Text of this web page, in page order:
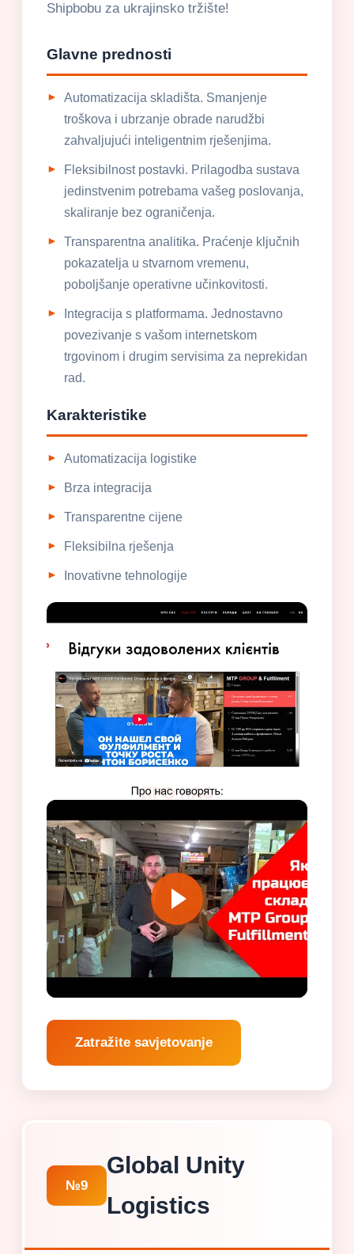
Shipbobu za ukrajinsko tržište!
Glavne prednosti
Automatizacija skladišta. Smanjenje
troškova i ubrzanje obrade narudžbi
zahvaljujući inteligentnim rješenjima.
Fleksibilnost postavki. Prilagodba sustava
jedinstvenim potrebama vašeg poslovanja,
skaliranje bez ograničenja.
Transparentna analitika. Praćenje ključnih
pokazatelja u stvarnom vremenu,
poboljšanje operativne učinkovitosti.
Integracija s platformama. Jednostavno
povezivanje s vašom internetskom
trgovinom i drugim servisima za neprekidan
rad.
Karakteristike
Automatizacija logistike
Brza integracija
Transparentne cijene
Fleksibilna rješenja
Inovativne tehnologije
Zatražite savjetovanje
№9
Global Unity
Logistics